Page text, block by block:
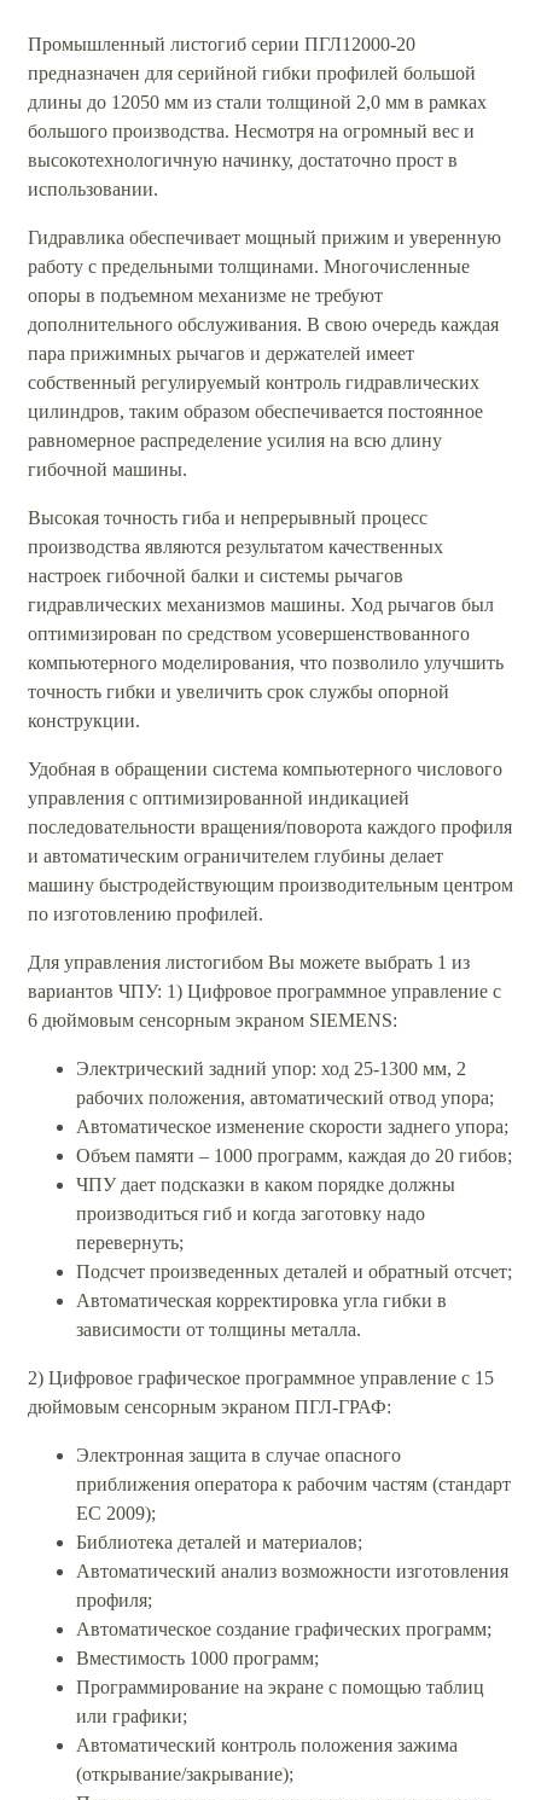
Промышленный листогиб серии ПГЛ12000-20
предназначен для серийной гибки профилей большой
длины до 12050 мм из стали толщиной 2,0 мм в рамках
большого производства. Несмотря на огромный вес и
высокотехнологичную начинку, достаточно прост в
использовании.
Гидравлика обеспечивает мощный прижим и уверенную
работу с предельными толщинами. Многочисленные
опоры в подъемном механизме не требуют
дополнительного обслуживания. В свою очередь каждая
пара прижимных рычагов и держателей имеет
собственный регулируемый контроль гидравлических
цилиндров, таким образом обеспечивается постоянное
равномерное распределение усилия на всю длину
гибочной машины.
Высокая точность гиба и непрерывный процесс
производства являются результатом качественных
настроек гибочной балки и системы рычагов
гидравлических механизмов машины. Ход рычагов был
оптимизирован по средством усовершенствованного
компьютерного моделирования, что позволило улучшить
точность гибки и увеличить срок службы опорной
конструкции.
Удобная в обращении система компьютерного числового
управления с оптимизированной индикацией
последовательности вращения/поворота каждого профиля
и автоматическим ограничителем глубины делает
машину быстродействующим производительным центром
по изготовлению профилей.
Для управления листогибом Вы можете выбрать 1 из
вариантов ЧПУ: 1) Цифровое программное управление с
6 дюймовым сенсорным экраном SIEMENS:
Электрический задний упор: ход 25-1300 мм, 2
рабочих положения, автоматический отвод упора;
Автоматическое изменение скорости заднего упора;
Объем памяти – 1000 программ, каждая до 20 гибов;
ЧПУ дает подсказки в каком порядке должны
производиться гиб и когда заготовку надо
перевернуть;
Подсчет произведенных деталей и обратный отсчет;
Автоматическая корректировка угла гибки в
зависимости от толщины металла.
2) Цифровое графическое программное управление с 15
дюймовым сенсорным экраном ПГЛ-ГРАФ:
Электронная защита в случае опасного
приближения оператора к рабочим частям (стандарт
ЕС 2009);
Библиотека деталей и материалов;
Автоматический анализ возможности изготовления
профиля;
Автоматическое создание графических программ;
Вместимость 1000 программ;
Программирование на экране с помощью таблиц
или графики;
Автоматический контроль положения зажима
(открывание/закрывание);